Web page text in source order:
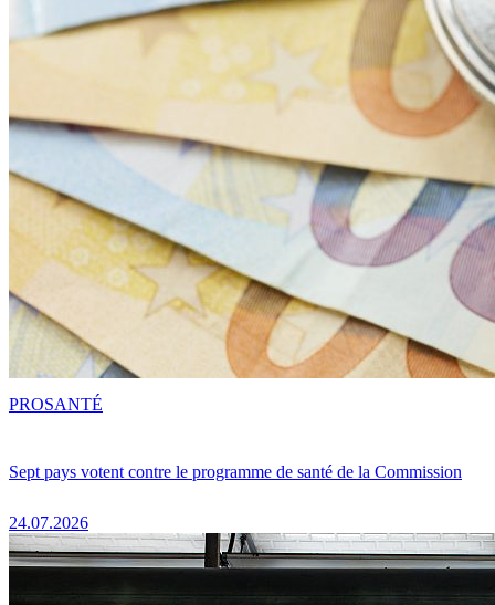
Sept pays votent contre le programme de santé de la Commission
24.07.2026
PROSANTÉ